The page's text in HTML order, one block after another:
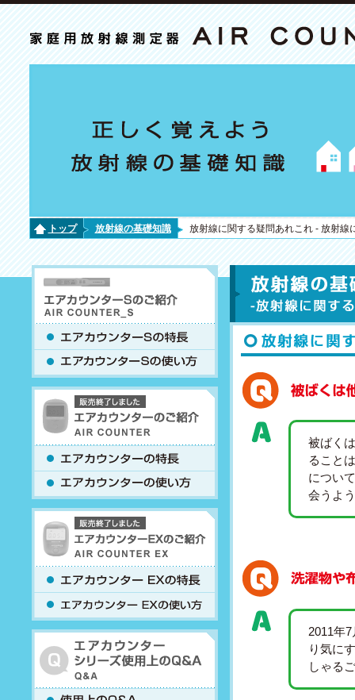
トップ 放射線の基礎知識 放射線に関する疑問あれこれ - 放射線
被ばく
ること
につい
会うよ
2011年
り気に
しゃる